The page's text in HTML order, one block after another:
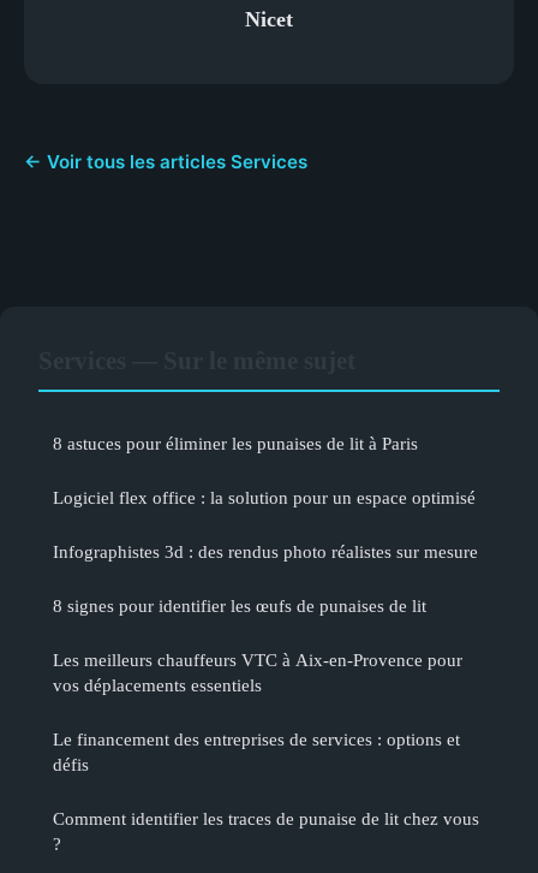
Nicet
← Voir tous les articles Services
8 astuces pour éliminer les punaises de lit à Paris
Logiciel flex office : la solution pour un espace optimisé
Infographistes 3d : des rendus photo réalistes sur mesure
8 signes pour identifier les œufs de punaises de lit
Les meilleurs chauffeurs VTC à Aix-en-Provence pour
vos déplacements essentiels
Le financement des entreprises de services : options et
défis
Comment identifier les traces de punaise de lit chez vous
?